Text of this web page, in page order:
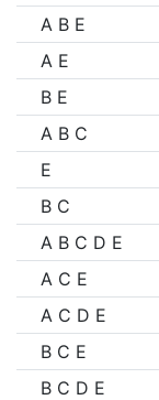
A B E
A E
B E
A B C
E
B C
A B C D E
A C E
A C D E
B C E
B C D E